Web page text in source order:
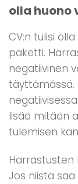
olla huono
CV:n tulisi
paketti.
negatiivinen
lisää mitään
tulemisen
Harrastusten
Jos niistä